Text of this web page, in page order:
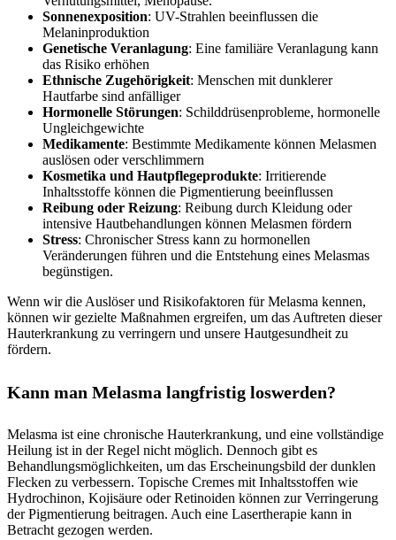
Sonnenexposition: UV-Strahlen beeinflussen die
Melaninproduktion
Genetische Veranlagung: Eine familiäre Veranlagung kann
das Risiko erhöhen
Ethnische Zugehörigkeit: Menschen mit dunklerer
Hautfarbe sind anfälliger
Hormonelle Störungen: Schilddrüsenprobleme, hormonelle
Ungleichgewichte
Medikamente: Bestimmte Medikamente können Melasmen
auslösen oder verschlimmern
Kosmetika und Hautpflegeprodukte: Irritierende
Inhaltsstoffe können die Pigmentierung beeinflussen
Reibung oder Reizung: Reibung durch Kleidung oder
intensive Hautbehandlungen können Melasmen fördern
Stress: Chronischer Stress kann zu hormonellen
Veränderungen führen und die Entstehung eines Melasmas
begünstigen.
Wenn wir die Auslöser und Risikofaktoren für Melasma kennen,
können wir gezielte Maßnahmen ergreifen, um das Auftreten dieser
Hauterkrankung zu verringern und unsere Hautgesundheit zu
fördern.
Kann man Melasma langfristig loswerden?
Melasma ist eine chronische Hauterkrankung, und eine vollständige
Heilung ist in der Regel nicht möglich. Dennoch gibt es
Behandlungsmöglichkeiten, um das Erscheinungsbild der dunklen
Flecken zu verbessern. Topische Cremes mit Inhaltsstoffen wie
Hydrochinon, Kojisäure oder Retinoiden können zur Verringerung
der Pigmentierung beitragen. Auch eine Lasertherapie kann in
Betracht gezogen werden.